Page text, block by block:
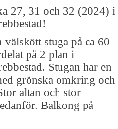
27, 31 och 32 (2024) i
stuga på ca 60
på 2 plan i
Stugan har en
grönska omkring och
altan och stor
Balkong på